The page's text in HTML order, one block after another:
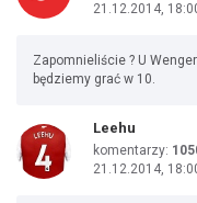
21.12.2014,
Zapomnieliście ? U
będziemy grać w 10.
Leehu
komentarzy:
21.12.2014,